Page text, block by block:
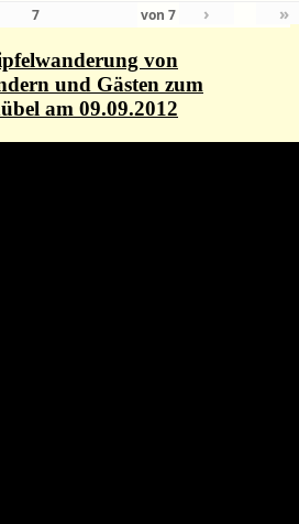
von7 › »
von
und Gästen zum
am 09.09.2012